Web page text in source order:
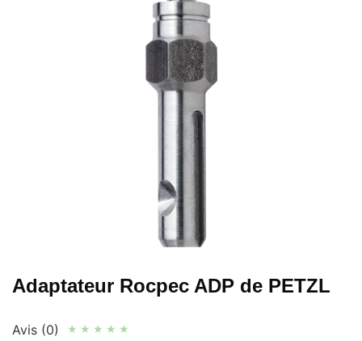
Adaptateur Rocpec ADP de PETZL
Avis (0) ★ ★ ★ ★ ★